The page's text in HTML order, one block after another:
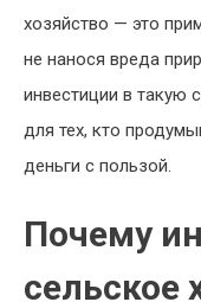
хозяйство — это
не нанося вреда
инвестиции в такую
для тех, кто
деньги с пользой.
Почему
сельское